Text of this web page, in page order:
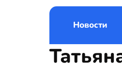
Новости